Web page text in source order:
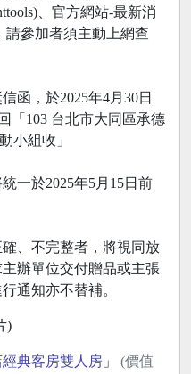
、官方網站-最新消
請參加者須主動上網查
函，於2025年4月30日
「103 台北市大同區承德
小組收」
一於2025年5月15日前
、不完整者，將視同放
辦單位交付贈品或主張
通知亦不替補。
)
典客房雙人房」 (價值